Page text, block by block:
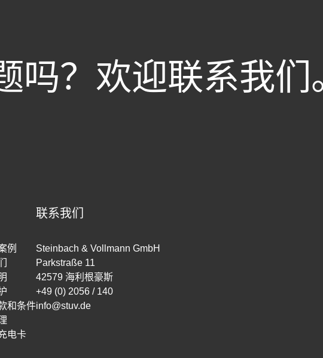
吗？欢迎联系我们
例
和条件
电卡
联系我们
Steinbach & Vollmann GmbH
Parkstraße 11
42579 海利根豪斯
+49 (0) 2056 / 140
info@stuv.de